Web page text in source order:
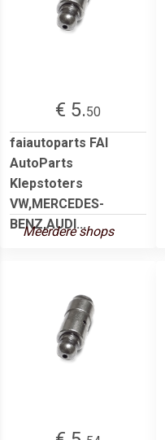
€ 5.50
faiautoparts FAI
AutoParts
Klepstoters
VW,MERCEDES-
BENZ,AUDI...
Meerdere shops